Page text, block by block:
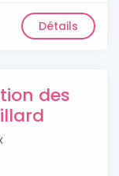
Détails
des